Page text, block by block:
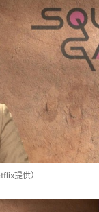
提供）